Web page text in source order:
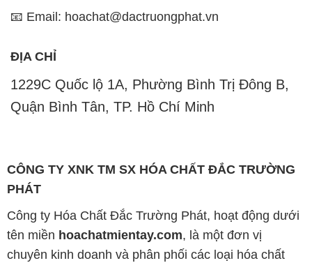
📧 Email: hoachat@dactruongphat.vn
ĐỊA CHỈ
1229C Quốc lộ 1A, Phường Bình Trị Đông B,
Quận Bình Tân, TP. Hồ Chí Minh
CÔNG TY XNK TM SX HÓA CHẤT ĐẮC TRƯỜNG
PHÁT
Công ty Hóa Chất Đắc Trường Phát, hoạt động dưới
tên miền hoachatmientay.com, là một đơn vị
chuyên kinh doanh và phân phối các loại hóa chất